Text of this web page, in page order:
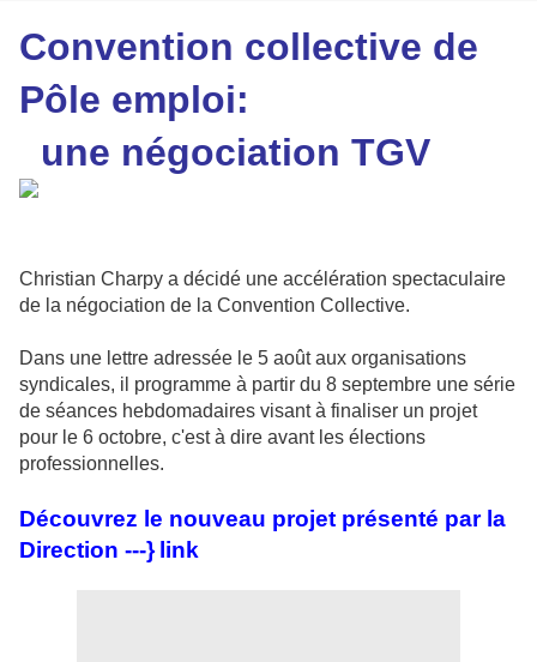
Convention collective de
Pôle emploi:
une négociation TGV
Christian Charpy a décidé une accélération spectaculaire
de la négociation de la Convention Collective.
Dans une lettre adressée le 5 août aux organisations
syndicales, il programme à partir du 8 septembre une série
de séances hebdomadaires visant à finaliser un projet
pour le 6 octobre, c'est à dire avant les élections
professionnelles.
Découvrez le nouveau projet présenté par la
Direction ---} link